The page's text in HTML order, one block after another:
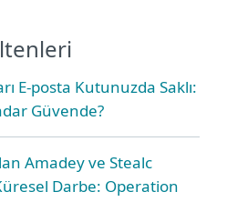
E-posta Kutunuzda Saklı:
Güvende?
Amadey ve Stealc
Darbe: Operation